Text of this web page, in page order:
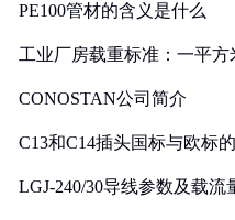
PE100管材的含义是什么
工业厂房载重标准：一平
CONOSTAN公司简介
C13和C14插头国标与欧标
LGJ-240/30导线参数及载流